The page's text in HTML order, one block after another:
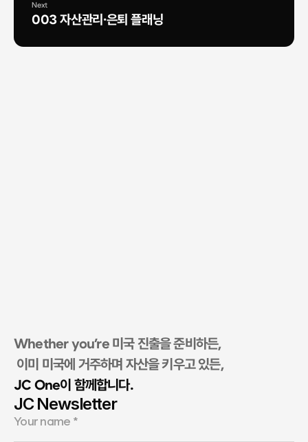
Next
003 자산관리·은퇴 플래닝
Whether you’re 미국 진출을 준비하든,
이미 미국에 거주하며 자산을 키우고 있든,
JC One이 함께합니다.​
JC Newsletter